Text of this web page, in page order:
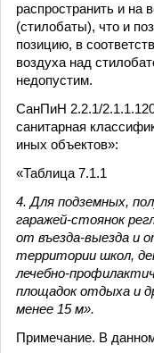
распространить и на
(стилобаты), что и
позицию, в
воздуха над
недопустим.
СанПиН 2.2.1/
санитарная
иных объектов»:
«Таблица 7.1.1
4. Для подземных,
гаражей-стоянок
от въезда-выезда и
территории школ,
лечебно-
площадок отдыха и
менее 15 м».
Примечание. В